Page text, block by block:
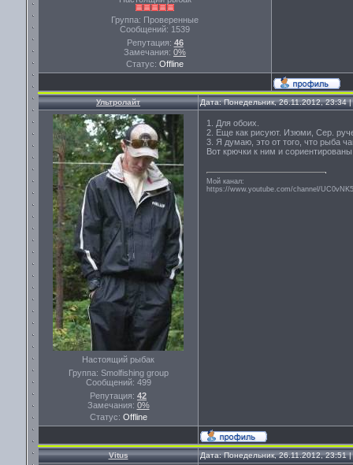
Группа: Проверенные
Сообщений: 1539
Репутация: 46
Замечания: 0%
Статус: Offline
Ультролайт Дата: Понедельник, 26.11.2012,
Настоящий рыбак
Группа: Smolfishing group
Сообщений: 499
Репутация: 42
Замечания: 0%
Статус: Offline
1. Для обоих.
2. Еще как рисуют. Изюми, Сер.
3. Я думаю, это от того, что рыба
Вот крючки к ним и
Мой канал:
https://www.youtube.com/channel/
Vitus Дата: Понедельник, 26.11.2012,